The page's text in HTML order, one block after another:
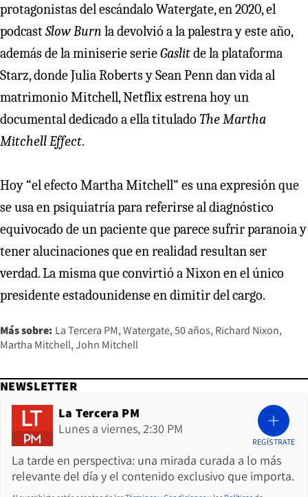
protagonistas del escándalo Watergate, en 2020, el
podcastSlow Burn la devolvió a la palestra y este año,
además de la miniserie serieGaslitde la plataforma
Starz, donde Julia Roberts y Sean Penn dan vida al
matrimonio Mitchell, Netflix estrena hoy un
documental dedicado a ella titulado The Martha
Mitchell Effect.
Hoy “el efecto Martha Mitchell” es una expresión que
se usa en psiquiatría para referirse al diagnóstico
equivocado de un paciente que parece sufrir paranoia y
tener alucinaciones que en realidad resultan ser
verdad. La misma que convirtió a Nixon en el único
presidente estadounidense en dimitir del cargo.
Más sobre: La Tercera PM Watergate 50 años Richard Nixon
Martha Mitchell John Mitchell
NEWSLETTER
La Tercera PM
Lunes a viernes, 2:30 PM
La tarde en perspectiva: una mirada curada a lo más
relevante del día y el contenido exclusivo que importa.
REGÍSTRATE